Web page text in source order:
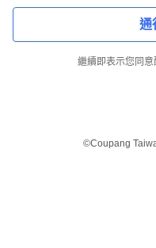
通
繼續即表示您同意
©Coupang